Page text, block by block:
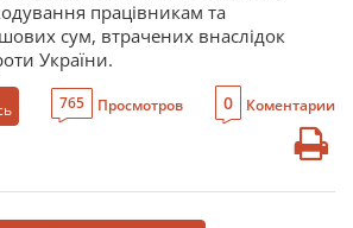
працівникам та
сум, втрачених внаслідок
України.
765 Просмотров 0 Коментарии